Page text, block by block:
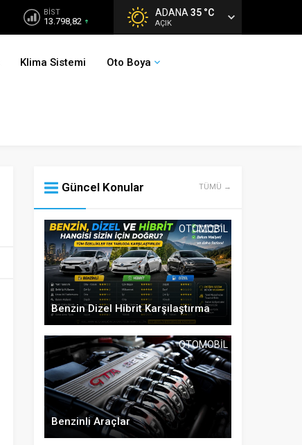
BİST
13.798,82
ADANA 35 °C
AÇIK
Klima Sistemi Oto Boya
Güncel Konular TÜMÜ →
OTOMOBIL
Benzin Dizel Hibrit Karşılaştırma
OTOMOBIL
Benzinli Araçlar